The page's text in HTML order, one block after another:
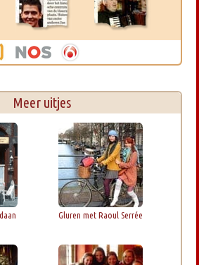
Meer uitjes
Gluren met Raoul Serrée